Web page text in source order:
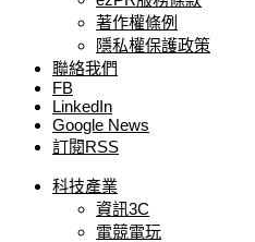
著作權條例
隱私權保護政策
聯絡我們
FB
LinkedIn
Google News
訂閱RSS
科技產業
資訊3C
電競電玩